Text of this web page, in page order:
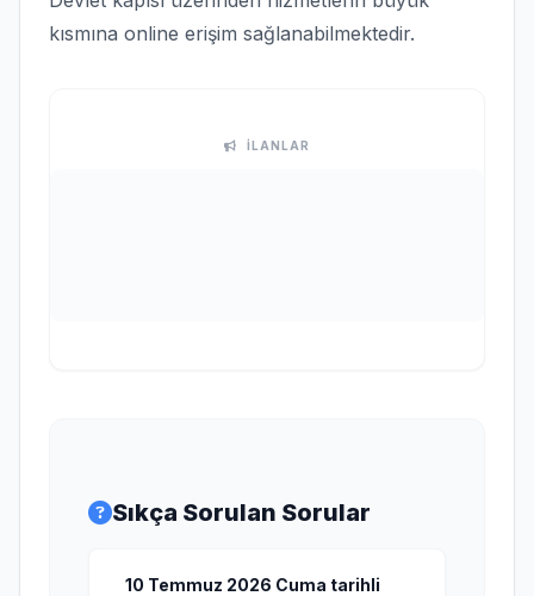
kısmına online erişim sağlanabilmektedir.
İLANLAR
Sıkça Sorulan Sorular
10 Temmuz 2026 Cuma tarihli